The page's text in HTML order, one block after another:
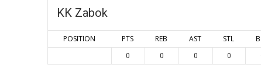
KK Zabok
POSITION PTS REB AST STL
0 0 0 0